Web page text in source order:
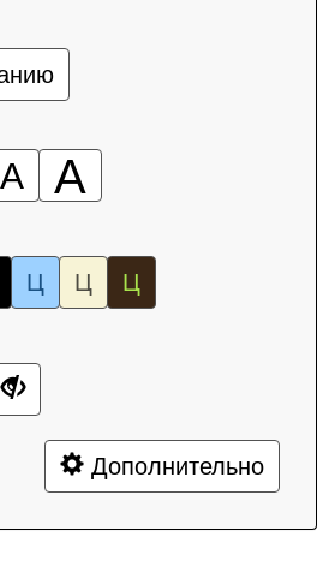
А А
Ц Ц Ц
Дополнительно